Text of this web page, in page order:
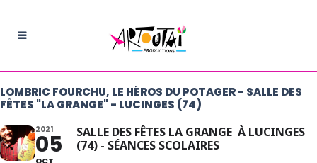
LOMBRIC FOURCHU, LE HÉROS DU POTAGER - SALLE DES
FÊTES "LA GRANGE" - LUCINGES (74)
2021
05
SALLE DES FÊTES LA GRANGE À LUCINGES
(74) - SÉANCES SCOLAIRES